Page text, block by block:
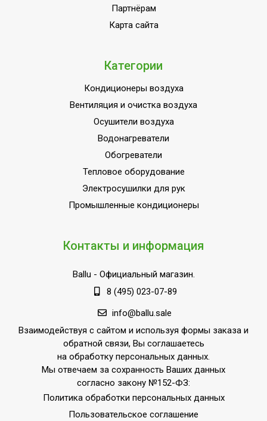
Партнёрам
Карта сайта
Категории
Кондиционеры воздуха
Вентиляция и очистка воздуха
Осушители воздуха
Водонагреватели
Обогреватели
Тепловое оборудование
Электросушилки для рук
Промышленные кондиционеры
Контакты и информация
Ballu - Официальный магазин.
8 (495) 023-07-89
info@ballu.sale
Взаимодействуя с сайтом и используя формы заказа и
обратной связи, Вы соглашаетесь
на обработку персональных данных.
Мы отвечаем за сохранность Ваших данных
согласно закону №152-ФЗ:
Политика обработки персональных данных
Пользовательское соглашение